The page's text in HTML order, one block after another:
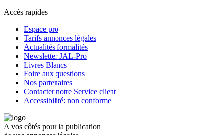
Accès rapides
Espace pro
Tarifs annonces légales
Actualités formalités
Newsletter JAL-Pro
Livres Blancs
Foire aux questions
Nos partenaires
Contacter notre Service client
Accessibilité: non conforme
A vos côtés pour la publication